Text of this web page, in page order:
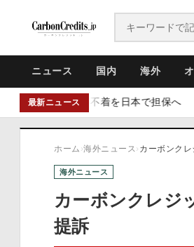
ニュース 国内 海外
最新ニュース
トの不着を日本で担保へ | 08.07
ホーム ›海外ニュース › カーボンク
海外ニュース
カーボンクレジ
提訴